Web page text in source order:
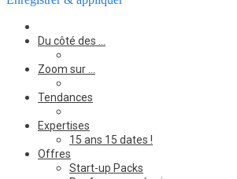
Du côté des …
Zoom sur …
Tendances
Expertises
15 ans 15 dates !
Offres
Start-up Packs